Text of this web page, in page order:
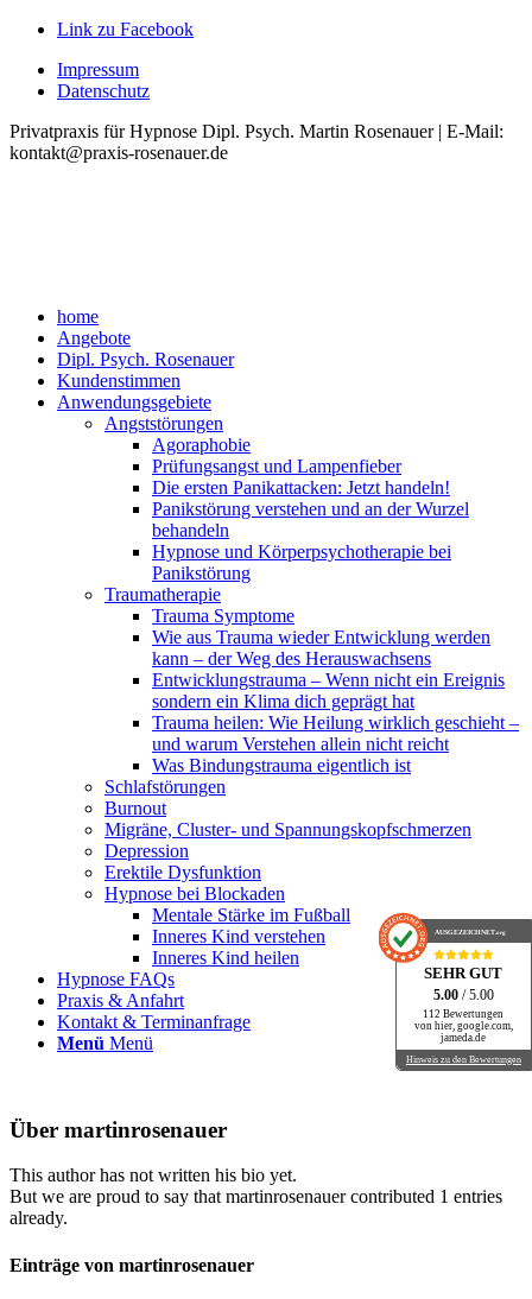
Link zu Facebook
Impressum
Datenschutz
Privatpraxis für Hypnose Dipl. Psych. Martin Rosenauer | E-Mail:
kontakt@praxis-rosenauer.de
home
Angebote
Dipl. Psych. Rosenauer
Kundenstimmen
Anwendungsgebiete
Angststörungen
Agoraphobie
Prüfungsangst und Lampenfieber
Die ersten Panikattacken: Jetzt handeln!
Panikstörung verstehen und an der Wurzel
behandeln
Hypnose und Körperpsychotherapie bei
Panikstörung
Traumatherapie
Trauma Symptome
Wie aus Trauma wieder Entwicklung werden
kann – der Weg des Herauswachsens
Entwicklungstrauma – Wenn nicht ein Ereignis
sondern ein Klima dich geprägt hat
Trauma heilen: Wie Heilung wirklich geschieht –
und warum Verstehen allein nicht reicht
Was Bindungstrauma eigentlich ist
Schlafstörungen
Burnout
Migräne, Cluster- und Spannungskopfschmerzen
Depression
Erektile Dysfunktion
Hypnose bei Blockaden
Mentale Stärke im Fußball
Inneres Kind verstehen
Inneres Kind heilen
Hypnose FAQs
Praxis & Anfahrt
Kontakt & Terminanfrage
Menü Menü
Über martinrosenauer
This author has not written his bio yet.
But we are proud to say thatmartinrosenauercontributed 1 entries
already.
Einträge von martinrosenauer
AUSGEZEICHNET.org
SEHR GUT
5.00 / 5.00
112 Bewertungen
von hier, google.com,
jameda.de
Hinweis zu den Bewertungen